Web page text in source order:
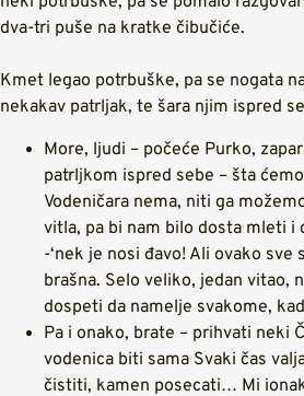
dva-tri puše na kratke čibučiće.
Kmet legao potrbuške, pa se nogata
nekakav patrljak, te šara njim ispred
More, ljudi – počeće Purko,
patrljkom ispred sebe – šta
Vodeničara nema, niti ga
vitla, pa bi nam bilo dosta mleti i
-‘nek je nosi đavo! Ali ovako sve
brašna. Selo veliko, jedan vitao,
dospeti da namelje svakome,
Pa i onako, brate – prihvati neki
vodenica biti sama Svaki čas
čistiti, kamen posecati… Mi